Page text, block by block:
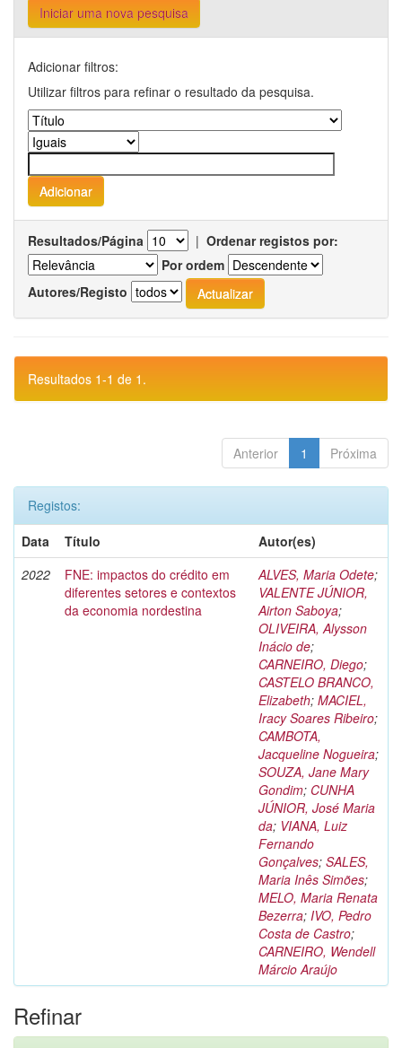
Iniciar uma nova pesquisa
Adicionar filtros:
Utilizar filtros para refinar o resultado da pesquisa.
Resultados/Página | Ordenar registos por:
Por ordem
Autores/Registo
Resultados 1-1 de 1.
Anterior 1 Próxima
Registos:
Data
Título
Autor(es)
2022
FNE: impactos do crédito em
diferentes setores e contextos
da economia nordestina
ALVES, Maria Odete;
VALENTE JÚNIOR,
Airton Saboya;
OLIVEIRA, Alysson
Inácio de;
CARNEIRO, Diego;
CASTELO BRANCO,
Elizabeth; MACIEL,
Iracy Soares Ribeiro;
CAMBOTA,
Jacqueline Nogueira;
SOUZA, Jane Mary
Gondim; CUNHA
JÚNIOR, José Maria
da; VIANA, Luiz
Fernando
Gonçalves; SALES,
Maria Inês Simões;
MELO, Maria Renata
Bezerra; IVO, Pedro
Costa de Castro;
CARNEIRO, Wendell
Márcio Araújo
Refinar